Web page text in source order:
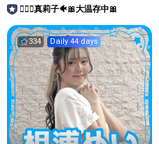
🧜🏻‍♀️真莉子🐠🎀大温存中🎀
334 Daily 44 days